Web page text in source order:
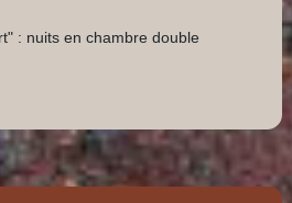
: nuits en chambre double